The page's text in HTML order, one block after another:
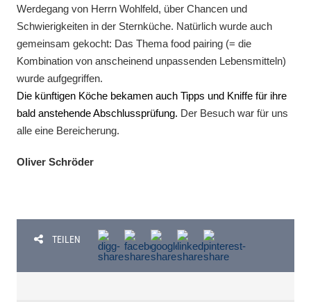
Werdegang von Herrn Wohlfeld, über Chancen und
Schwierigkeiten in der Sternküche. Natürlich wurde auch
gemeinsam gekocht: Das Thema food pairing (= die
Kombination von anscheinend unpassenden Lebensmitteln)
wurde aufgegriffen.
Die künftigen Köche bekamen auch Tipps und Kniffe für ihre
bald anstehende Abschlussprüfung. Der Besuch war für uns
alle eine Bereicherung.
Oliver Schröder
TEILEN